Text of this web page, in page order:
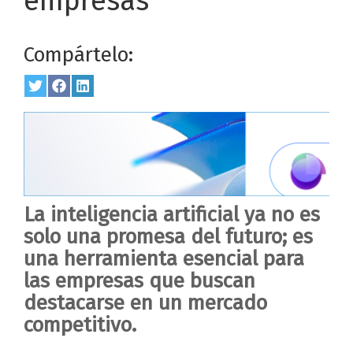
Compártelo:
Share
Twitter
Share
Facebook
Share
LinkedIn
La inteligencia artificial ya no es
solo una promesa del futuro; es
una herramienta esencial para
las empresas que buscan
destacarse en un mercado
competitivo.